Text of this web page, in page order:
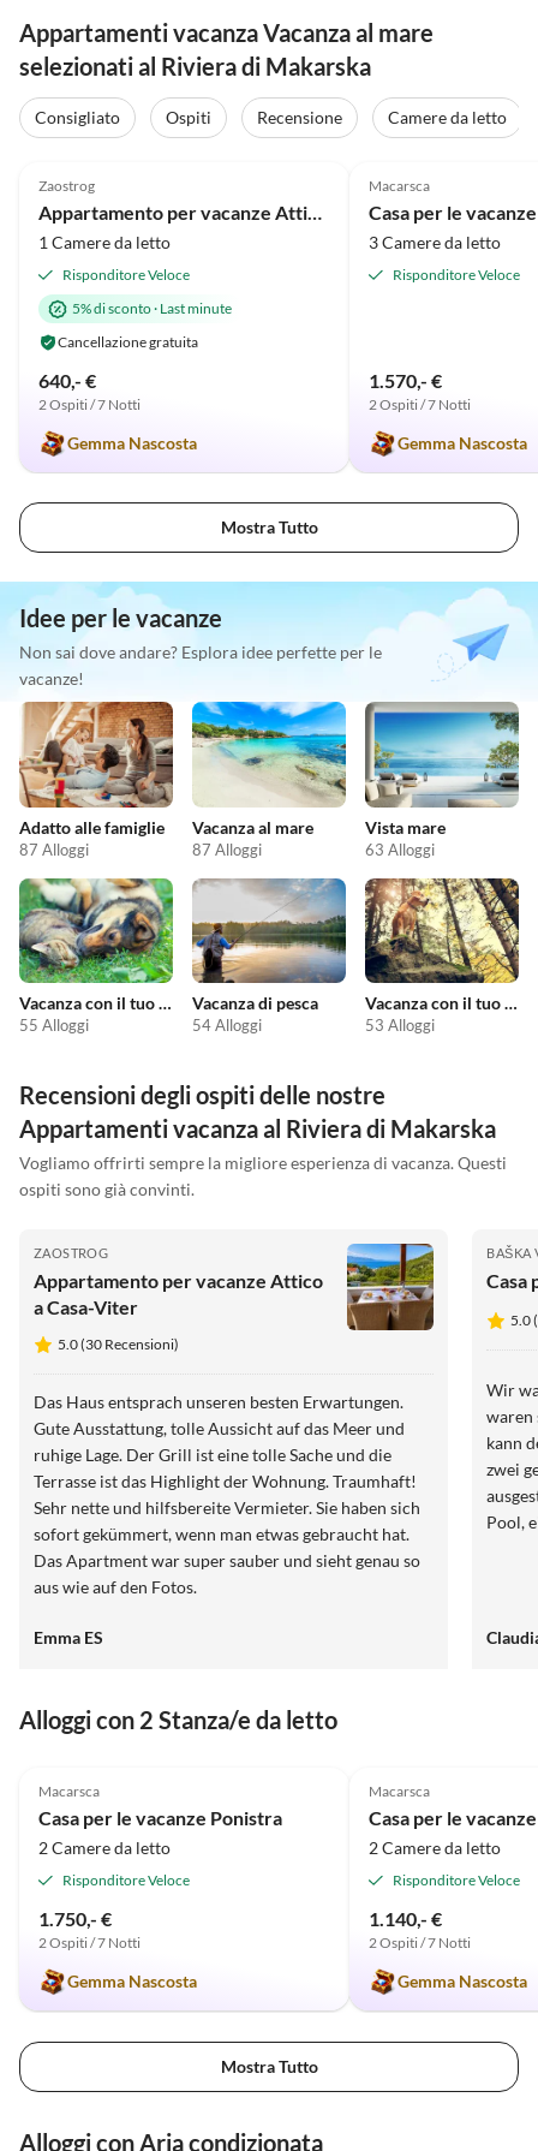
Appartamenti vacanza Vacanza al mare
selezionati al Riviera di Makarska
Consigliato Ospiti Recensione Camere da letto
Zaostrog
1 Camere da letto
Risponditore Veloce
5% di sconto· Last minute
Cancellazione gratuita
640,- €
2 Ospiti / 7 Notti
Gemma Nascosta
Macarsca
3 Camere da letto
Risponditore Veloce
1.570,- €
2 Ospiti / 7 Notti
Gemma Nascosta
Mostra Tutto
Idee per le vacanze
Non sai dove andare? Esplora idee perfette per le
vacanze!
Adatto alle famiglie
87 Alloggi
Vacanza al mare
87 Alloggi
Vista mare
63 Alloggi
Vacanza con il tuo animale domestico
55 Alloggi
Vacanza di pesca
54 Alloggi
Vacanza con il tuo cane
53 Alloggi
Recensioni degli ospiti delle nostre
Appartamenti vacanza al Riviera di Makarska
Vogliamo offrirti sempre la migliore esperienza di vacanza. Questi
ospiti sono già convinti.
ZAOSTROG
Appartamento per vacanze Attico
a Casa-Viter
5.0 (30 Recensioni)
Das Haus entsprach unseren besten Erwartungen.
Gute Ausstattung, tolle Aussicht auf das Meer und
ruhige Lage. Der Grill ist eine tolle Sache und die
Terrasse ist das Highlight der Wohnung. Traumhaft!
Sehr nette und hilfsbereite Vermieter. Sie haben sich
sofort gekümmert, wenn man etwas gebraucht hat.
Das Apartment war super sauber und sieht genau so
aus wie auf den Fotos.
Emma ES
BAŠKA
Casa
5.0
Wir
waren
kann
zwei
Pool,
Alloggi con 2 Stanza/e da letto
Macarsca
Casa per le vacanze Ponistra
2 Camere da letto
Risponditore Veloce
1.750,- €
2 Ospiti / 7 Notti
Gemma Nascosta
Macarsca
Casa per le
2 Camere da letto
Risponditore Veloce
1.140,- €
2 Ospiti / 7 Notti
Gemma Nascosta
Mostra Tutto
Alloggi con Aria condizionata